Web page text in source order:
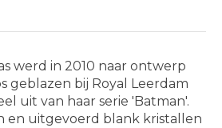
werd in 2010 naar ontwerp
geblazen bij Royal Leerdam
uit van haar serie 'Batman'.
en uitgevoerd blank kristallen